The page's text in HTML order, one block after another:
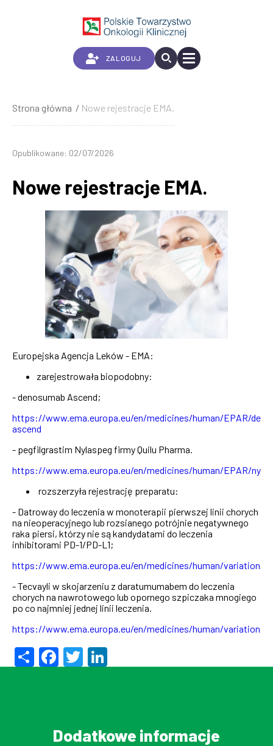
ZALOGUJ
Ścieżka
nawigacyjna
Strona główna Nowe rejestracje EMA.
Opublikowane: 02/07/2026
Nowe rejestracje EMA.
Europejska Agencja Leków - EMA:
zarejestrowała biopodobny:
- denosumab Ascend;
https://www.ema.europa.eu/en/medicines/human/EPAR/
ascend
- pegfilgrastim Nylaspeg firmy Quilu Pharma.
https://www.ema.europa.eu/en/medicines/human/EPAR/
rozszerzyła rejestrację preparatu:
- Datroway do leczenia w monoterapii pierwszej linii chorych
na nieoperacyjnego lub rozsianego potrójnie negatywnego
raka piersi, którzy nie są kandydatami do leczenia
inhibitorami PD-1/PD-L1;
https://www.ema.europa.eu/en/medicines/human/variation/
- Tecvayli w skojarzeniu z daratumumabem do leczenia
chorych na nawrotowego lub opornego szpiczaka mnogiego
po co najmniej jednej linii leczenia.
https://www.ema.europa.eu/en/medicines/human/variation/
ShareFacebook
Twitter
Dodatkowe informacje